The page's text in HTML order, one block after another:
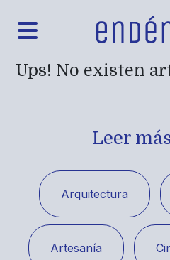
Ups! No existen
Leer
Arquitectura
Artesanía